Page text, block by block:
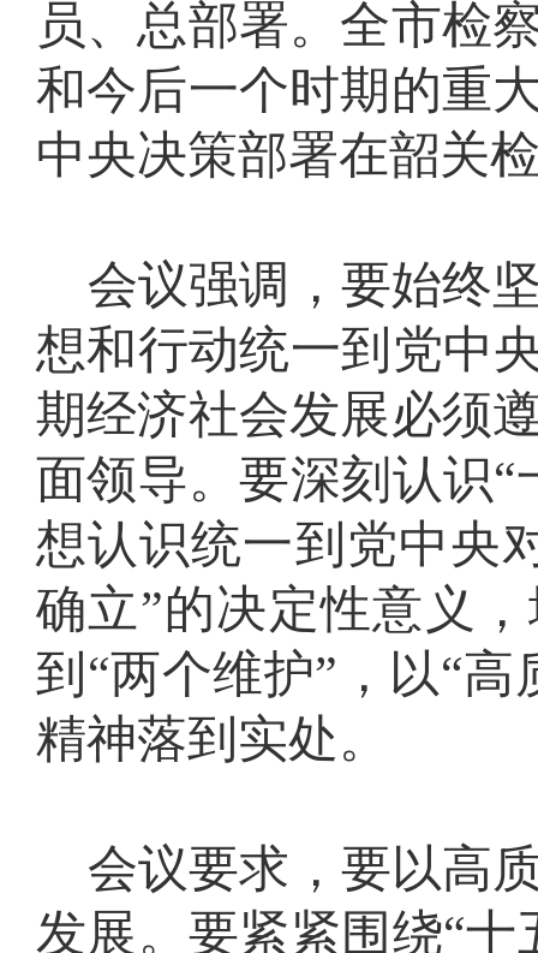
员、总部署。全市检
和今后一个时期的重
中央决策部署在韶关
会议强调，要始终
想和行动统一到党中
期经济社会发展必须
面领导。要深刻认识
想认识统一到党中央
确立”的决定性意义
到“两个维护”，以“
精神落到实处。
会议要求， 要以高
发展。要紧紧围绕“十